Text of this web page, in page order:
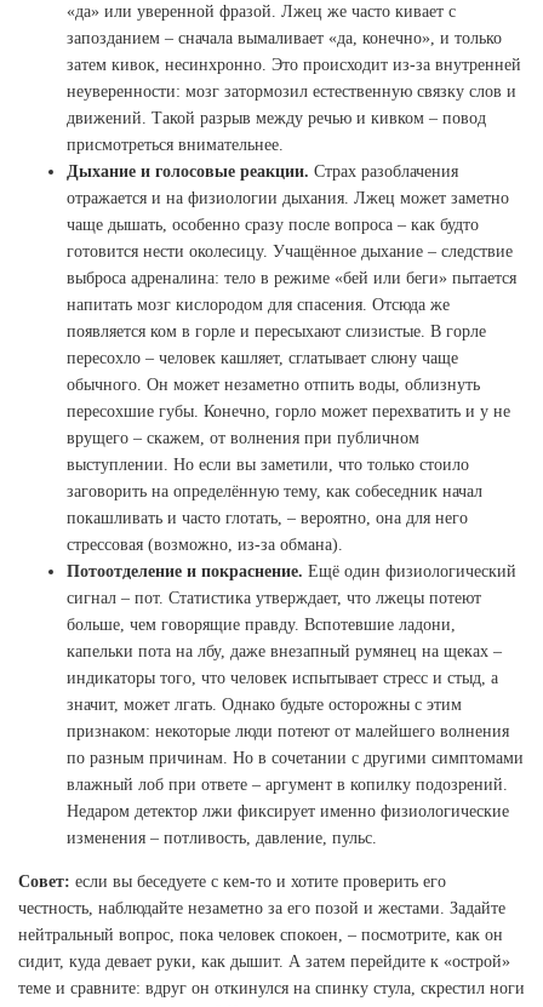
«да» или уверенной фразой. Лжец же часто кивает с
запозданием – сначала вымаливает «да, конечно», и только
затем кивок, несинхронно. Это происходит из-за внутренней
неуверенности: мозг затормозил естественную связку слов и
движений. Такой разрыв между речью и кивком – повод
присмотреться внимательнее.
Дыхание и голосовые реакции. Страх разоблачения
отражается и на физиологии дыхания. Лжец может заметно
чаще дышать, особенно сразу после вопроса – как будто
готовится нести околесицу. Учащённое дыхание – следствие
выброса адреналина: тело в режиме «бей или беги» пытается
напитать мозг кислородом для спасения. Отсюда же
появляется ком в горле и пересыхают слизистые. В горле
пересохло – человек кашляет, сглатывает слюну чаще
обычного. Он может незаметно отпить воды, облизнуть
пересохшие губы. Конечно, горло может перехватить и у не
врущего – скажем, от волнения при публичном
выступлении. Но если вы заметили, что только стоило
заговорить на определённую тему, как собеседник начал
покашливать и часто глотать, – вероятно, она для него
стрессовая (возможно, из-за обмана).
Потоотделение и покраснение. Ещё один физиологический
сигнал – пот. Статистика утверждает, что лжецы потеют
больше, чем говорящие правду. Вспотевшие ладони,
капельки пота на лбу, даже внезапный румянец на щеках –
индикаторы того, что человек испытывает стресс и стыд, а
значит, может лгать. Однако будьте осторожны с этим
признаком: некоторые люди потеют от малейшего волнения
по разным причинам. Но в сочетании с другими симптомами
влажный лоб при ответе – аргумент в копилку подозрений.
Недаром детектор лжи фиксирует именно физиологические
изменения – потливость, давление, пульс.
Совет: если вы беседуете с кем-то и хотите проверить его
честность, наблюдайте незаметно за его позой и жестами. Задайте
нейтральный вопрос, пока человек спокоен, – посмотрите, как он
сидит, куда девает руки, как дышит. А затем перейдите к «острой»
теме и сравните: вдруг он откинулся на спинку стула, скрестил ноги